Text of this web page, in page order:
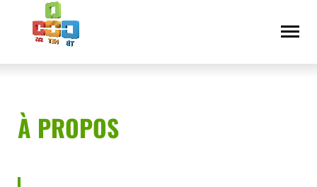
Aller
contenu
Déclaration
d’accessibilité
À PROPOS